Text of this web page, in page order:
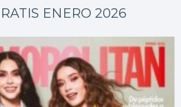
ENERO 2026